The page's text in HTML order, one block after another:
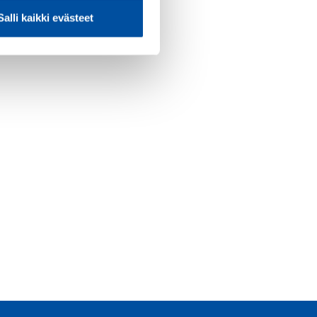
kaikki evästeet